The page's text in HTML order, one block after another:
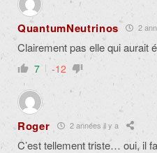
QuantumNeutrinos 2
Clairement pas elle qui aurait
7 -12
Roger 2 années il y a
C’est tellement triste… oui, il